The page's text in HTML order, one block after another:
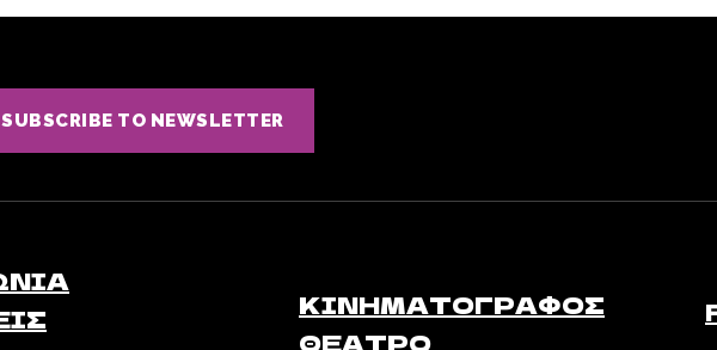
SUBSCRIBE TO NEWSLETTER
ΚΙΝΗΜΑΤΟΓΡΆΦΟΣ
ΘΈΑΤΡΟ